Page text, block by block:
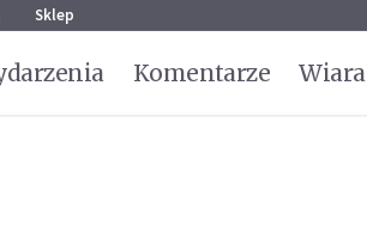
Sklep
Komentarze Wiara